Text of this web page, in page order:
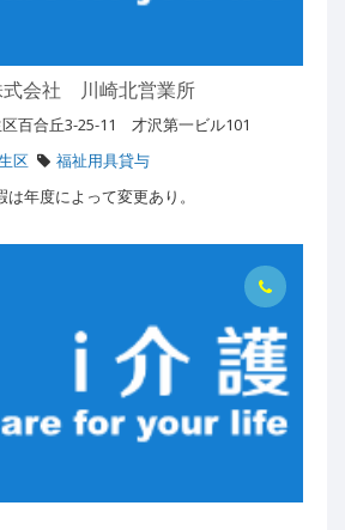
式会社 川崎北営業所
百合丘3-25-11 才沢第一ビル101
区
福祉用具貸与
年度によって変更あり。